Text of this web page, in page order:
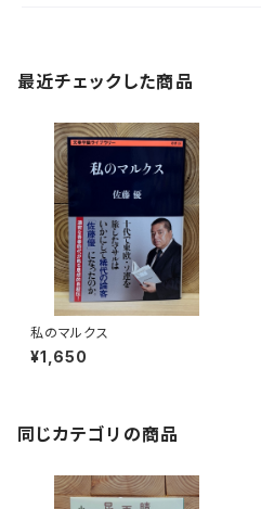
最近チェックした商品
私のマルクス
¥1,650
同じカテゴリの商品